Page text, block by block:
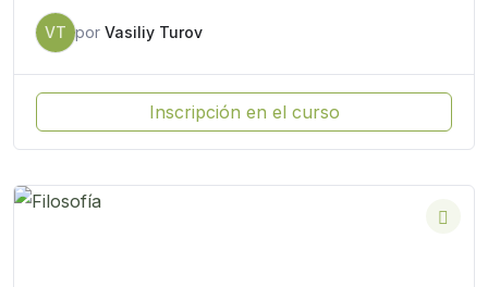
VT por Vasiliy Turov
Inscripción en el curso